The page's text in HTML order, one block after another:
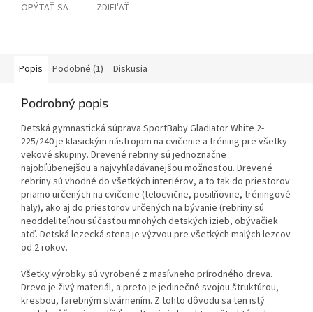
OPÝTAŤ SA ZDIEĽAŤ
Popis Podobné (1) Diskusia
Podrobný popis
Detská gymnastická súprava SportBaby Gladiator White 2-
225/240 je klasickým nástrojom na cvičenie a tréning pre všetky
vekové skupiny. Drevené rebriny sú jednoznačne
najobľúbenejšou a najvyhľadávanejšou možnosťou. Drevené
rebriny sú vhodné do všetkých interiérov, a to tak do priestorov
priamo určených na cvičenie (telocvične, posilňovne, tréningové
haly), ako aj do priestorov určených na bývanie (rebriny sú
neoddeliteľnou súčasťou mnohých detských izieb, obývačiek
atď. Detská lezecká stena je výzvou pre všetkých malých lezcov
od 2 rokov.
Všetky výrobky sú vyrobené z masívneho prírodného dreva.
Drevo je živý materiál, a preto je jedinečné svojou štruktúrou,
kresbou, farebným stvárnením. Z tohto dôvodu sa ten istý